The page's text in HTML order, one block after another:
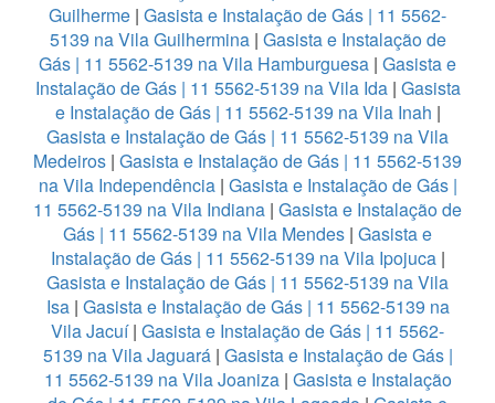
Guilherme | Gasista e Instalação de Gás | 11 5562-
5139 na Vila Guilhermina| Gasista e Instalação de
Gás | 11 5562-5139 na Vila Hamburguesa | Gasista e
Instalação de Gás | 11 5562-5139 na Vila Ida| Gasista
e Instalação de Gás | 11 5562-5139 na Vila Inah |
Gasista e Instalação de Gás | 11 5562-5139 na Vila
Medeiros | Gasista e Instalação de Gás | 11 5562-5139
na Vila Independência| Gasista e Instalação de Gás |
11 5562-5139 na Vila Indiana | Gasista e Instalação de
Gás | 11 5562-5139 na Vila Mendes | Gasista e
Instalação de Gás | 11 5562-5139 na Vila Ipojuca|
Gasista e Instalação de Gás | 11 5562-5139 na Vila
Isa| Gasista e Instalação de Gás | 11 5562-5139 na
Vila Jacuí| Gasista e Instalação de Gás | 11 5562-
5139 na Vila Jaguará| Gasista e Instalação de Gás |
11 5562-5139 na Vila Joaniza| Gasista e Instalação